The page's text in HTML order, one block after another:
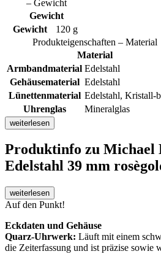
– Gewicht
Gewicht
Gewicht
120 g
Produkteigenschaften – Material
Material
Armbandmaterial Edelstahl
Gehäusematerial Edelstahl
Lünettenmaterial Edelstahl, Kristall-
Uhrenglas
Mineralglas
weiterlesen
Produktinfo zu Michael
Edelstahl 39 mm
weiterlesen
Auf den Punkt!
Eckdaten und Gehäuse
Quarz-Uhrwerk: Läuft mit einem
die Zeiterfassung und ist präzise sowie